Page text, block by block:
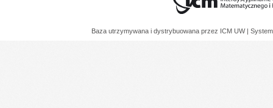
Baza utrzymywana i dystrybuowana przez ICM UW |